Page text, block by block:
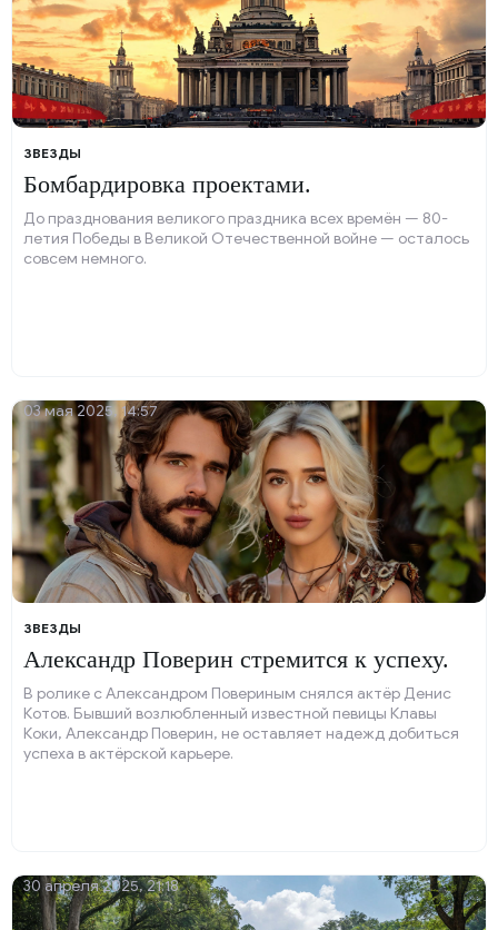
ЗВЕЗДЫ
Бомбардировка проектами.
До празднования великого праздника всех времён — 80-
летия Победы в Великой Отечественной войне — осталось
совсем немного.
ЗВЕЗДЫ
Александр Поверин стремится к успеху.
В ролике с Александром Повериным снялся актёр Денис
Котов. Бывший возлюбленный известной певицы Клавы
Коки, Александр Поверин, не оставляет надежд добиться
успеха в актёрской карьере.
03 мая 2025, 14:57
30 апреля 2025, 21:18